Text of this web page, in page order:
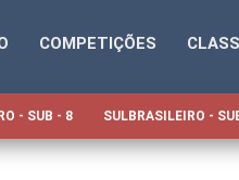
COMPETIÇÕES
- SUB - 8 SULBRASILEIRO -